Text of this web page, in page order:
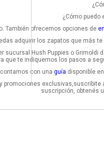
¿Cómo puedo
También ofrecemos opciones de
adquirir los zapatos que más
sucursal Hush Puppies o
que te indiquemos los pasos a
con una guía disponible
promociones exclusivas,suscribite
suscripción, obtenés